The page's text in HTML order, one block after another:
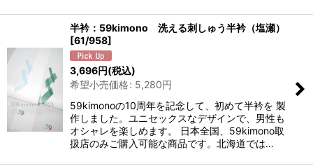
半衿：59kimono 洗える刺しゅう半衿（塩瀬）
[61/958]
3,696円(税込)
希望小売価格: 5,280円
59kimonoの10周年を記念して、初めて半衿を 製
作しました。ユニセックスなデザインで、男性も
オシャレを楽しめます。 日本全国、59kimono取
扱店のみご購入可能な商品です。北海道では…